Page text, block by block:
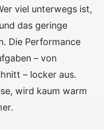
viel unterwegs ist,
das geringe
Die Performance
– von
– locker aus.
wird kaum warm